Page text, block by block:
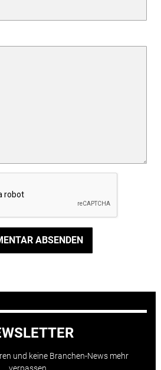
ABSENDEN
und keine Branchen-News mehr
verpassen.